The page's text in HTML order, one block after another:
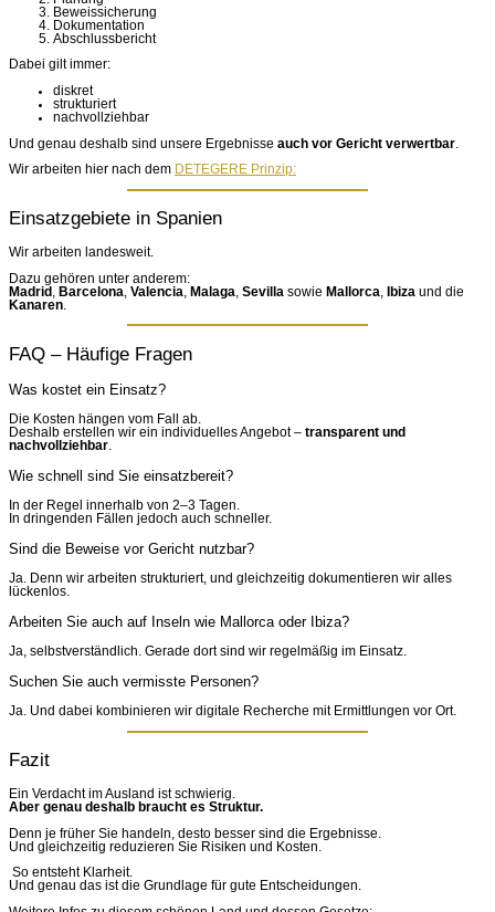
Beweissicherung
Dokumentation
Abschlussbericht
Dabei gilt immer:
diskret
strukturiert
nachvollziehbar
Und genau deshalb sind unsere Ergebnisse auch vor Gericht verwertbar
Wir arbeiten hier nach dem DETEGERE Prinzip:
Einsatzgebiete in Spanien
Wir arbeiten landesweit.
Dazu gehören unter anderem:
Madrid
Barcelona Valencia Malaga Sevilla sowie Mallorca Ibiza und die
Kanaren
FAQ – Häufige Fragen
Was kostet ein Einsatz?
Die Kosten hängen vom Fall ab.
Deshalb erstellen wir ein individuelles Angebot – transparent und
nachvollziehbar
Wie schnell sind Sie einsatzbereit?
In der Regel innerhalb von 2–3 Tagen.
In dringenden Fällen jedoch auch schneller.
Sind die Beweise vor Gericht nutzbar?
Ja. Denn wir arbeiten strukturiert, und gleichzeitig dokumentieren wir alles
lückenlos.
Arbeiten Sie auch auf Inseln wie Mallorca oder Ibiza?
Ja, selbstverständlich. Gerade dort sind wir regelmäßig im Einsatz.
Suchen Sie auch vermisste Personen?
Ja. Und dabei kombinieren wir digitale Recherche mit Ermittlungen vor Ort.
Fazit
Ein Verdacht im Ausland ist schwierig.
Aber genau deshalb braucht es Struktur.
Denn je früher Sie handeln, desto besser sind die Ergebnisse.
Und gleichzeitig reduzieren Sie Risiken und Kosten.
So entsteht Klarheit.
Und genau das ist die Grundlage für gute Entscheidungen.